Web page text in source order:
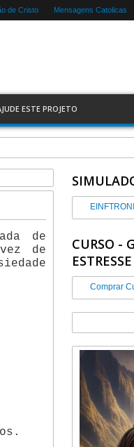
de Cristo Mensagens Catolicas
ESTE PROJETO
de
de
CURSO -
ESTRESSE
Comprar